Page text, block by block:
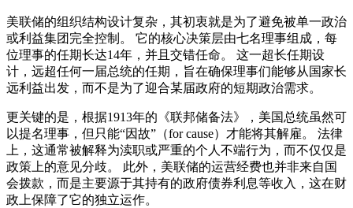
美联储的组织结构设计复杂，其初衷就是为了避免被单一政治
或利益集团完全控制。 它的核心决策层由七名理事组成，每
位理事的任期长达14年，并且交错任命。 这一超长任期设
计，远超任何一届总统的任期，旨在确保理事们能够从国家长
远利益出发，而不是为了迎合某届政府的短期政治需求。
更关键的是，根据1913年的《联邦储备法》，美国总统虽然可
以提名理事，但只能“因故”（for cause）才能将其解雇。 法律
上，这通常被解释为渎职或严重的个人不端行为，而不仅仅是
政策上的意见分歧。 此外，美联储的运营经费也并非来自国
会拨款，而是主要源于其持有的政府债券利息等收入，这在财
政上保障了它的独立运作。